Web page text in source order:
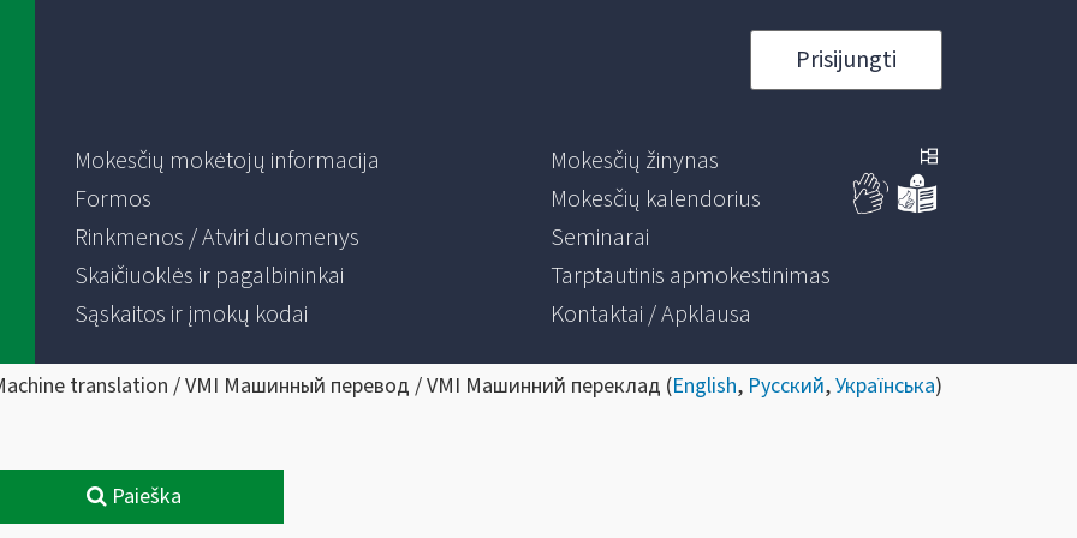
Prisijungti
Mokesčių mokėtojų informacija
Formos
Rinkmenos / Atviri duomenys
Skaičiuoklės ir pagalbininkai
Sąskaitos ir įmokų kodai
Mokesčių žinynas
Mokesčių kalendorius
Seminarai
Tarptautinis apmokestinimas
Kontaktai / Apklausa
translation / VMI Машинный перевод / VMI Машинний переклад (English, Русский,Українська)
Paieška